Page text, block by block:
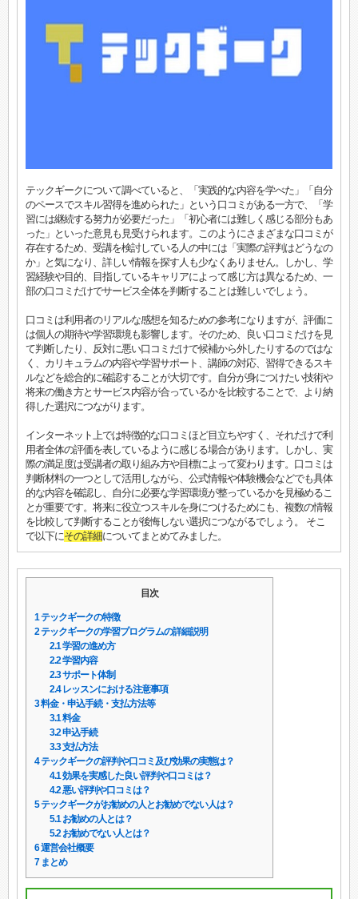
テックギークについて調べていると、「実践的な内容を学べた」「自分
のペースでスキル習得を進められた」という口コミがある一方で、「学
習には継続する努力が必要だった」「初心者には難しく感じる部分もあ
った」といった意見も見受けられます。このようにさまざまな口コミが
存在するため、受講を検討している人の中には「実際の評判はどうなの
か」と気になり、詳しい情報を探す人も少なくありません。しかし、学
習経験や目的、目指しているキャリアによって感じ方は異なるため、一
部の口コミだけでサービス全体を判断することは難しいでしょう。
口コミは利用者のリアルな感想を知るための参考になりますが、評価に
は個人の期待や学習環境も影響します。そのため、良い口コミだけを見
て判断したり、反対に悪い口コミだけで候補から外したりするのではな
く、カリキュラムの内容や学習サポート、講師の対応、習得できるスキ
ルなどを総合的に確認することが大切です。自分が身につけたい技術や
将来の働き方とサービス内容が合っているかを比較することで、より納
得した選択につながります。
インターネット上では特徴的な口コミほど目立ちやすく、それだけで利
用者全体の評価を表しているように感じる場合があります。しかし、実
際の満足度は受講者の取り組み方や目標によって変わります。口コミは
判断材料の一つとして活用しながら、公式情報や体験機会などでも具体
的な内容を確認し、自分に必要な学習環境が整っているかを見極めるこ
とが重要です。将来に役立つスキルを身につけるためにも、複数の情報
を比較して判断することが後悔しない選択につながるでしょう。 そこ
で以下にその詳細についてまとめてみました。
目次
1テックギークの特徴
2テックギークの学習プログラムの詳細説明
2.1学習の進め方
2.2学習内容
2.3サポート体制
2.4レッスンにおける注意事項
3料金・申込手続・支払方法等
3.1料金
3.2申込手続
3.3支払方法
4テックギークの評判や口コミ及び効果の実態は？
4.1効果を実感した良い評判や口コミは？
4.2悪い評判や口コミは？
5テックギークがお勧めの人とお勧めでない人は？
5.1お勧めの人とは？
5.2お勧めでない人とは？
6運営会社概要
7まとめ